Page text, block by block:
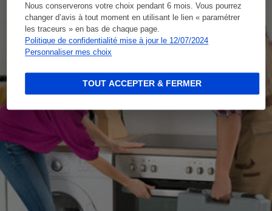
Nous conserverons votre choix pendant 6 mois. Vous pourrez
changer d’avis à tout moment en utilisant le lien « paramétrer
les traceurs » en bas de chaque page.
Politique de confidentialité mise à jour le 12/07/2024
Personnaliser mes choix
TOUT ACCEPTER & FERMER